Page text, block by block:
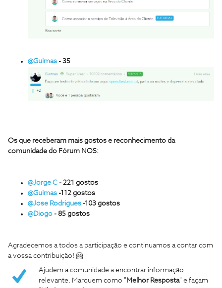
@Guimas - 35
Os que receberam mais gostos e reconhecimento da
comunidade do Fórum NOS:
@Jorge C - 221 gostos
@Guimas -112 gostos
@Jose Rodrigues -103 gostos
@Diogo - 85 gostos
Agradecemos a todos a participação e continuamos a contar com
a vossa contribuição! 🤗
Ajudem a comunidade a encontrar informação
relevante. Marquem como " Melhor Resposta" e façam